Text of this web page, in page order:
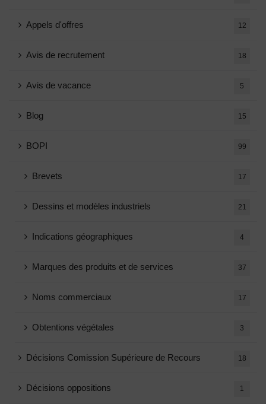
Appels d'offres 12
Avis de recrutement 18
Avis de vacance 5
Blog 15
BOPI 99
Brevets 17
Dessins et modèles industriels 21
Indications géographiques 4
Marques des produits et de services 37
Noms commerciaux 17
Obtentions végétales 3
Décisions Comission Supérieure de Recours 18
Décisions oppositions 1